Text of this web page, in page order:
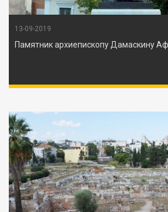
13-09-2019
Памятник архиепископу Дамаскину